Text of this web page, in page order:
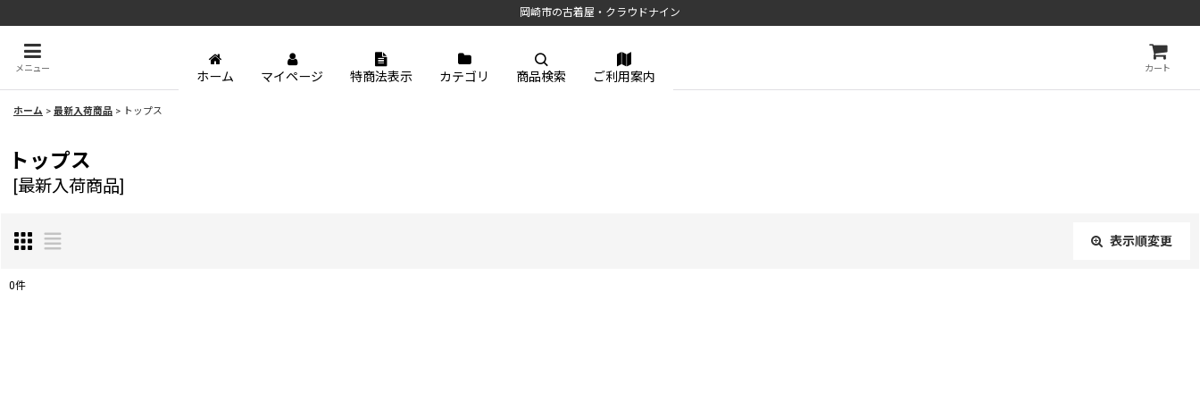
岡崎市の古着屋・クラウドナイン
メニュー カート
ホーム マイページ 特商法表示 カテゴリ 商品検索 ご利用案内
ホーム > 最新入荷商品 > トップス
トップス
[最新入荷商品]
表示順変更
0件